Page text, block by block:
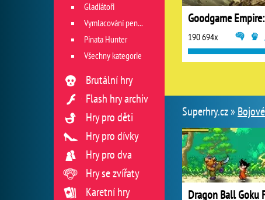
190 694x
Superhry.cz »
Gladiátoři
Vymlacování peněz
Pinata Hunter
Všechny kategorie
Brutální hry
Flash hry archiv
Hry pro děti
Hry pro dívky
Hry pro dva
Hry se zvířaty
Karetní hry